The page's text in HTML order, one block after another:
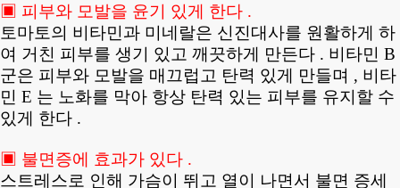
▣ 피부와 모발을 윤기 있게 한다 .
토마토의 비타민과 미네랄은 신진대사를 원활하게 하
여 거친 피부를 생기 있고 깨끗하게 만든다 . 비타민 B
군은 피부와 모발을 매끄럽고 탄력 있게 만들며 , 비타
민 E 는 노화를 막아 항상 탄력 있는 피부를 유지할 수
있게 한다 .
▣ 불면증에 효과가 있다 .
스트레스로 인해 가슴이 뛰고 열이 나면서 불면 증세